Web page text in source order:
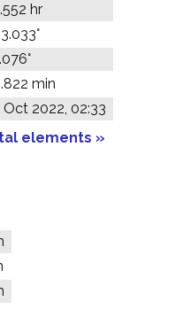
hr
min
Oct 2022, 02:33
elements »